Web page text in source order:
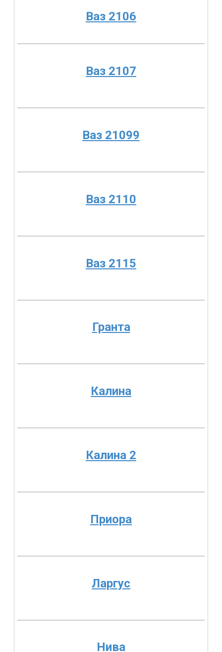
Ваз 2106
Ваз 2107
Ваз 21099
Ваз 2110
Ваз 2115
Гранта
Калина
Калина 2
Приора
Ларгус
Нива